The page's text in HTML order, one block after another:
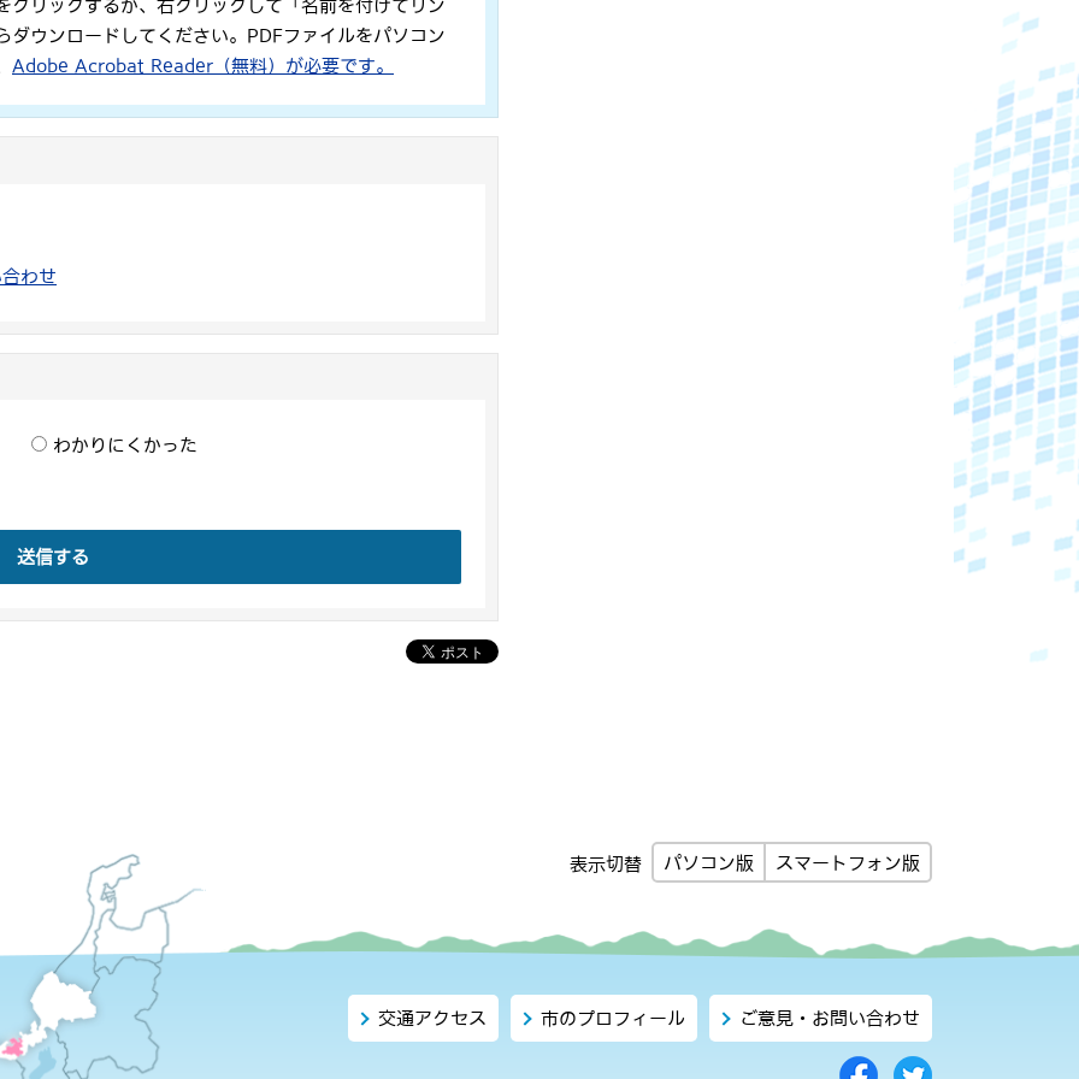
クリックするか、右クリックして「名前を付けてリン
ダウンロードしてください。PDFファイルをパソコン
Adobe Acrobat Reader（無料）が必要です。
わせ
わかりにくかった
送信する
表示切替 パソコン版 スマートフォン版
交通アクセス 市のプロフィール ご意見・お問い合わせ